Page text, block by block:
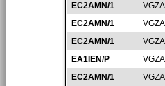
EC2AMN/1
EC2AMN/1
EC2AMN/1
EA1IEN/P
EC2AMN/1